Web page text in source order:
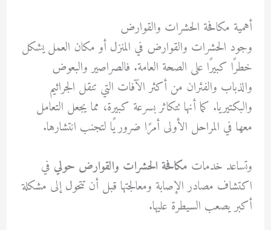
أهمية مكافحة الحشرات والقوارض
وجود الحشرات والقوارض في المنزل أو مكان العمل يشكل
خطرًا كبيرًا على الصحة العامة. فالصراصير والبعوض
والذباب والفئران من أكثر الآفات التي تنقل الجراثيم
والبكتيريا. كما أنها تتكاثر بسرعة كبيرة، مما يجعل التعامل
معها في المراحل الأولى أمرًا ضروريًا لتجنب انتشارها.
وتساعد خدمات مكافحة الحشرات والقوارض حولي في
اكتشاف مصادر الإصابة ومعالجتها قبل أن تتحول إلى مشكلة
أكبر يصعب السيطرة عليها.